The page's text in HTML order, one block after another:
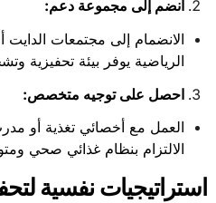
انضم إلى مجموعة دعم:
الانضمام إلى مجتمعات الدايت
الرياضية يوفر بيئة تحفيزية
احصل على توجيه متخصص:
العمل مع أخصائي تغذية أو
الالتزام بنظام غذائي صحي
استراتيجيات نفسية